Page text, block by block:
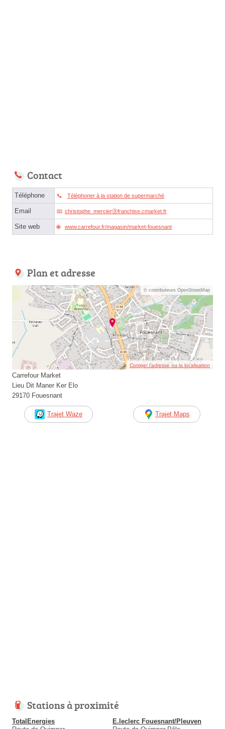
Contact
Téléphone Téléphoner à la station de supermarché
Email christophe_mercierⓐfranchise.cmarket.fr
Site web www.carrefour.fr/magasin/market-fouesnant
Plan et adresse
© contributeurs OpenStreetMap
Corriger l’adresse ou la localisation
Carrefour Market
Lieu Dit Maner Ker Elo
29170 Fouesnant
Trajet Waze Trajet Maps
Stations à proximité
TotalEnergies
E.leclerc Fouesnant/Pleuven